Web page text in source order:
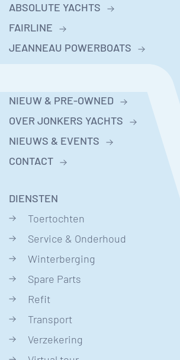
ABSOLUTE YACHTS
FAIRLINE
JEANNEAU POWERBOATS
NIEUW & PRE-OWNED
OVER JONKERS YACHTS
NIEUWS & EVENTS
CONTACT
DIENSTEN
Toertochten
Service & Onderhoud
Winterberging
Spare Parts
Refit
Transport
Verzekering